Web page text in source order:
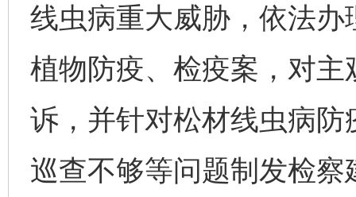
线虫病重大威胁，依法
植物防疫、检疫案，对
诉，并针对松材线虫病
巡查不够等问题制发检